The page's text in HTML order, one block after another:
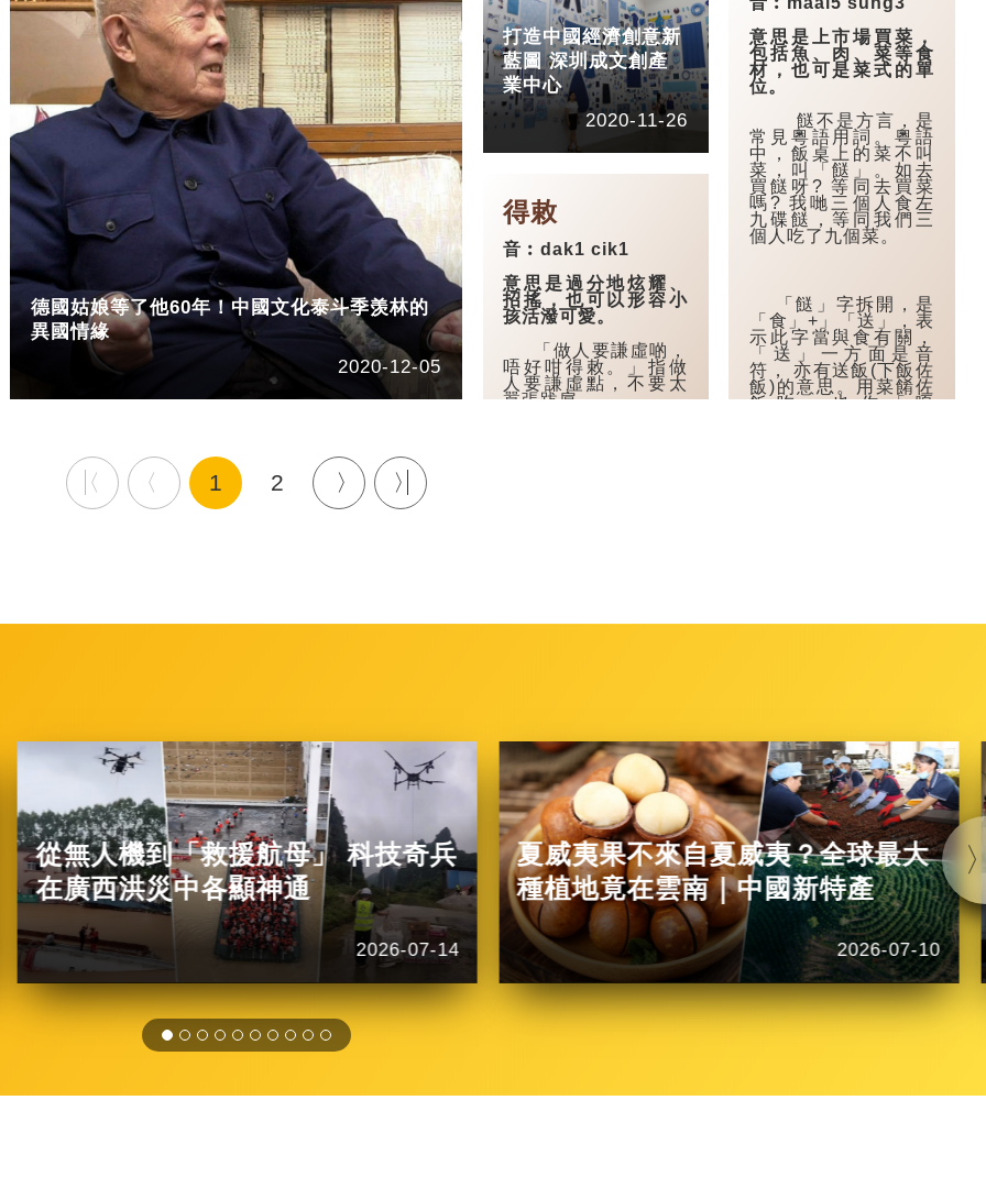
德國姑娘等了他60年！中國文化泰斗季羡林的
異國情緣
2020-12-05
打造中國經濟創意新
藍圖 深圳成文創產
業中心
2020-11-26
得敕
音︰dak1 cik1
意思是過分地炫耀、
招搖，也可以形容小
孩活潑可愛。
「做人要謙虛啲，
唔好咁得敕。」指做
人要謙虛點，不要太
囂張跋扈。
意思是上市場買菜，
包括魚、肉、菜等食
材，也可是菜式的單
位。
餸不是方言，是
常見粵語用詞。粵語
中，飯桌上的菜不叫
菜，叫「餸」。如去
買餸呀? 等同去買菜
嗎? 我哋三個人食左
九碟餸，等同我們三
個人吃了九個菜。
「餸」字拆開，是
「食」+」「送」，表
示此字當與食有關，
「送」一方面是音
符， 亦有送飯(下飯佐
飯)的意思。用菜餚佐
飯吃，也作「嗄
1 2
從無人機到「救援航母」 科技奇兵
在廣西洪災中各顯神通
2026-07-14
夏威夷果不來自夏威夷？全球最大
種植地竟在雲南｜中國新特產
2026-07-10